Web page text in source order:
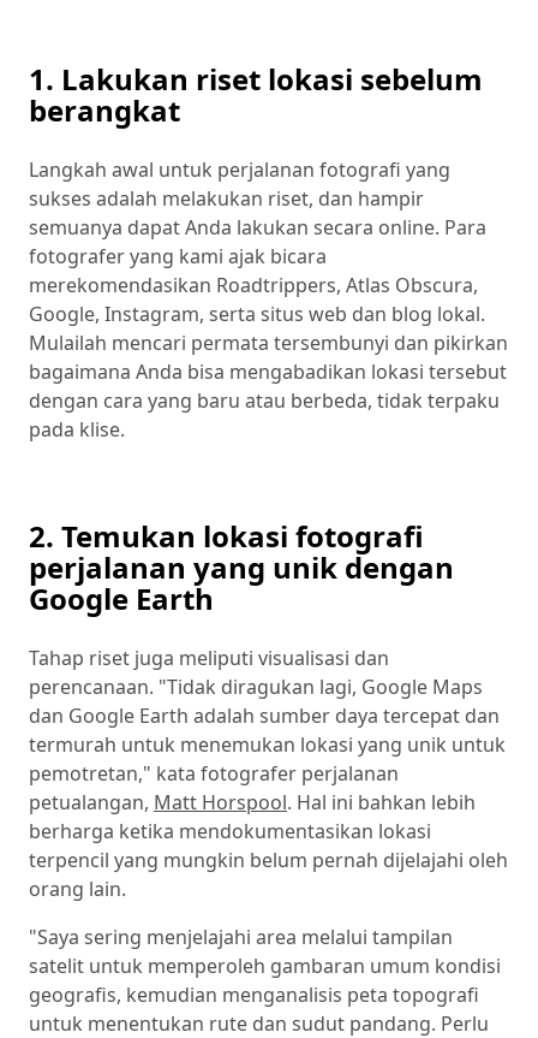
1. Lakukan riset lokasi sebelum
berangkat
Langkah awal untuk perjalanan fotografi yang
sukses adalah melakukan riset, dan hampir
semuanya dapat Anda lakukan secara online. Para
fotografer yang kami ajak bicara
merekomendasikan Roadtrippers, Atlas Obscura,
Google, Instagram, serta situs web dan blog lokal.
Mulailah mencari permata tersembunyi dan pikirkan
bagaimana Anda bisa mengabadikan lokasi tersebut
dengan cara yang baru atau berbeda, tidak terpaku
pada klise.
2. Temukan lokasi fotografi
perjalanan yang unik dengan
Google Earth
Tahap riset juga meliputi visualisasi dan
perencanaan. "Tidak diragukan lagi, Google Maps
dan Google Earth adalah sumber daya tercepat dan
termurah untuk menemukan lokasi yang unik untuk
pemotretan," kata fotografer perjalanan
petualangan, Matt Horspool. Hal ini bahkan lebih
berharga ketika mendokumentasikan lokasi
terpencil yang mungkin belum pernah dijelajahi oleh
orang lain.
"Saya sering menjelajahi area melalui tampilan
satelit untuk memperoleh gambaran umum kondisi
geografis, kemudian menganalisis peta topografi
untuk menentukan rute dan sudut pandang. Perlu